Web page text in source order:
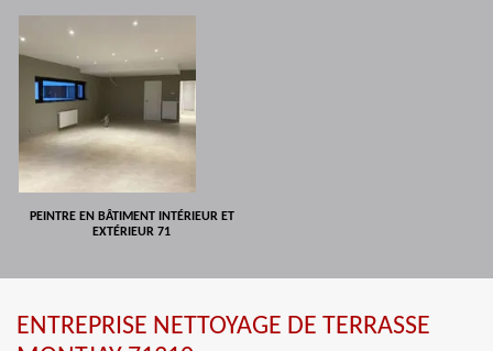
PEINTRE EN BÂTIMENT INTÉRIEUR ET
EXTÉRIEUR 71
ENTREPRISE NETTOYAGE DE TERRASSE